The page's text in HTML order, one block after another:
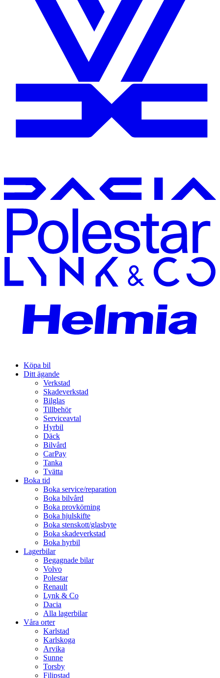
Köpa bil
Ditt ägande
Verkstad
Skadeverkstad
Bilglas
Tillbehör
Serviceavtal
Hyrbil
Däck
Bilvård
CarPay
Tanka
Tvätta
Boka tid
Boka service/reparation
Boka bilvård
Boka provkörning
Boka hjulskifte
Boka stenskott/glasbyte
Boka skadeverkstad
Boka hyrbil
Lagerbilar
Begagnade bilar
Volvo
Polestar
Renault
Lynk & Co
Dacia
Alla lagerbilar
Våra orter
Karlstad
Karlskoga
Arvika
Sunne
Torsby
Filipstad